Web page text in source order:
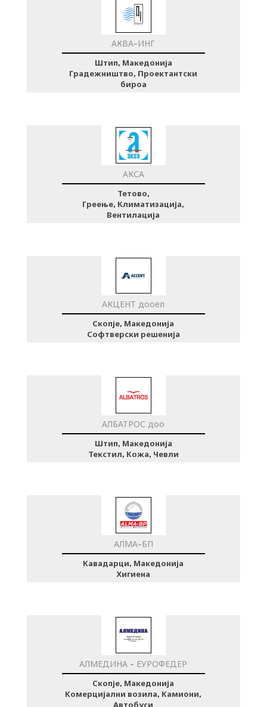
АКВА-ИНГ
Штип, Македонија
Градежништво, Проектантски
бироа
АКСА
Тетово,
Греење, Климатизација,
Вентилација
АКЦЕНТ дооел
Скопје, Македонија
Софтверски решенија
АЛБАТРОС доо
Штип, Македонија
Текстил, Кожа, Чевли
АЛМА-БП
Кавадарци, Македонија
Хигиена
АЛМЕДИНА - ЕУРОФЕДЕР
Скопје, Македонија
Комерцијални возила, Камиони,
Автобуси